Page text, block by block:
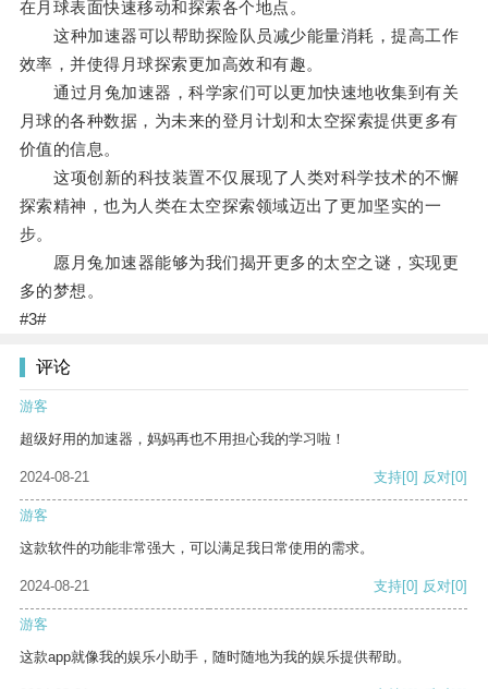
在月球表面快速移动和探索各个地点。
这种加速器可以帮助探险队员减少能量消耗，提高工作
效率，并使得月球探索更加高效和有趣。
通过月兔加速器，科学家们可以更加快速地收集到有关
月球的各种数据，为未来的登月计划和太空探索提供更多有
价值的信息。
这项创新的科技装置不仅展现了人类对科学技术的不懈
探索精神，也为人类在太空探索领域迈出了更加坚实的一
步。
愿月兔加速器能够为我们揭开更多的太空之谜，实现更
多的梦想。
#3#
评论
游客
超级好用的加速器，妈妈再也不用担心我的学习啦！
2024-08-21 支持[0] 反对[0]
游客
这款软件的功能非常强大，可以满足我日常使用的需求。
2024-08-21 支持[0] 反对[0]
游客
这款app就像我的娱乐小助手，随时随地为我的娱乐提供帮助。